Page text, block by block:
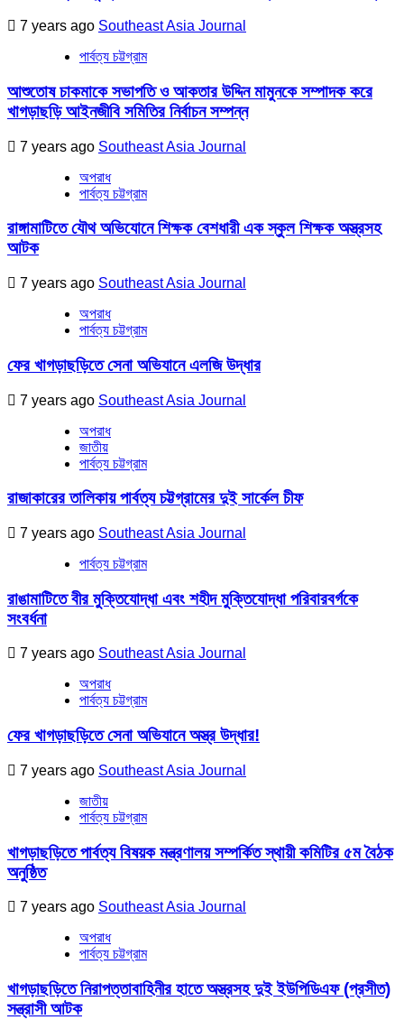
7 years ago Southeast Asia Journal
পার্বত্য চট্টগ্রাম
আশুতোষ চাকমাকে সভাপতি ও আকতার উদ্দিন মামুনকে সম্পাদক করে
খাগড়াছড়ি আইনজীবি সমিতির নির্বাচন সম্পন্ন
7 years ago Southeast Asia Journal
অপরাধ
পার্বত্য চট্টগ্রাম
রাঙ্গামাটিতে যৌথ অভিযোনে শিক্ষক বেশধারী এক স্কুল শিক্ষক অস্ত্রসহ
আটক
7 years ago Southeast Asia Journal
অপরাধ
পার্বত্য চট্টগ্রাম
ফের খাগড়াছড়িতে সেনা অভিযানে এলজি উদ্ধার
7 years ago Southeast Asia Journal
অপরাধ
জাতীয়
পার্বত্য চট্টগ্রাম
রাজাকারের তালিকায় পার্বত্য চট্টগ্রামের দুই সার্কেল চীফ
7 years ago Southeast Asia Journal
পার্বত্য চট্টগ্রাম
রাঙামাটিতে বীর মুক্তিযোদ্ধা এবং শহীদ মুক্তিযোদ্ধা পরিবারবর্গকে
সংবর্ধনা
7 years ago Southeast Asia Journal
অপরাধ
পার্বত্য চট্টগ্রাম
ফের খাগড়াছড়িতে সেনা অভিযানে অস্ত্র উদ্ধার!
7 years ago Southeast Asia Journal
জাতীয়
পার্বত্য চট্টগ্রাম
খাগড়াছড়িতে পার্বত্য বিষয়ক মন্ত্রণালয় সম্পর্কিত স্থায়ী কমিটির ৫ম বৈঠক
অনুষ্ঠিত
7 years ago Southeast Asia Journal
অপরাধ
পার্বত্য চট্টগ্রাম
খাগড়াছড়িতে নিরাপত্তাবাহিনীর হাতে অস্ত্রসহ দুই ইউপিডিএফ (প্রসীত)
সন্ত্রাসী আটক